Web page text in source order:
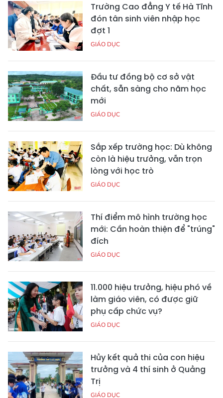
Trường Cao đẳng Y tế Hà Tĩnh
đón tân sinh viên nhập học
đợt 1
GIÁO DỤC
Đầu tư đồng bộ cơ sở vật
chất, sẵn sàng cho năm học
mới
GIÁO DỤC
Sắp xếp trường học: Dù không
còn là hiệu trưởng, vẫn trọn
lòng với học trò
GIÁO DỤC
Thí điểm mô hình trường học
mới: Cần hoàn thiện để "trúng"
đích
GIÁO DỤC
11.000 hiệu trưởng, hiệu phó về
làm giáo viên, có được giữ
phụ cấp chức vụ?
GIÁO DỤC
Hủy kết quả thi của con hiệu
trưởng và 4 thí sinh ở Quảng
Trị
GIÁO DỤC